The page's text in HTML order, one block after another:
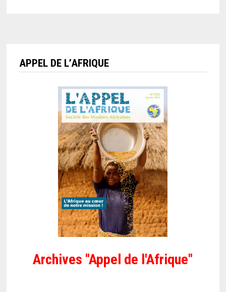
APPEL DE L’AFRIQUE
Archives "Appel de l'Afrique"